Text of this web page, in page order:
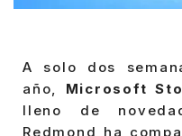
A solo dos
año, Microsoft
lleno de
Redmond ha